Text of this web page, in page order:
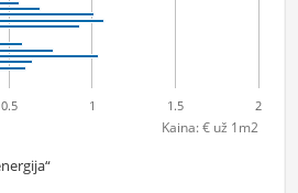
Kaina: € už 1m2
0.5 1 1.5 2